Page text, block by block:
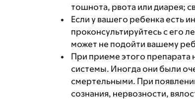
тошнота, рвота или диарея;
Если у вашего ребенка есть
проконсультируйтесь с его
может не подойти вашему
При приеме этого
системы. Иногда они были
смертельными. При
сознания, нервозности,